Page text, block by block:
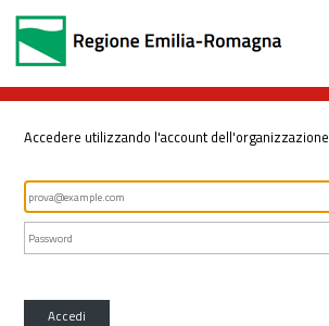
Accedere utilizzando l'account dell'organizzazione
Accedi